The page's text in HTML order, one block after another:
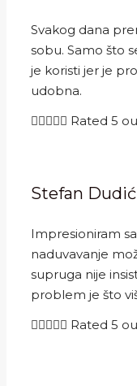
Svakog dana
sobu. Samo što
je koristi jer je
udobna.
 Rated 5
Stefan Dudić
Impresioniram
naduvavanje
supruga nije
problem je što
 Rated 5